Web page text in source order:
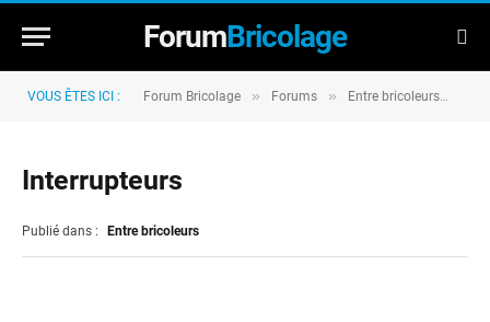
ForumBricolage
VOUS ÊTES ICI : Forum Bricolage » Forums » Entre bricoleurs
Interrupteurs
Publié dans : Entre bricoleurs